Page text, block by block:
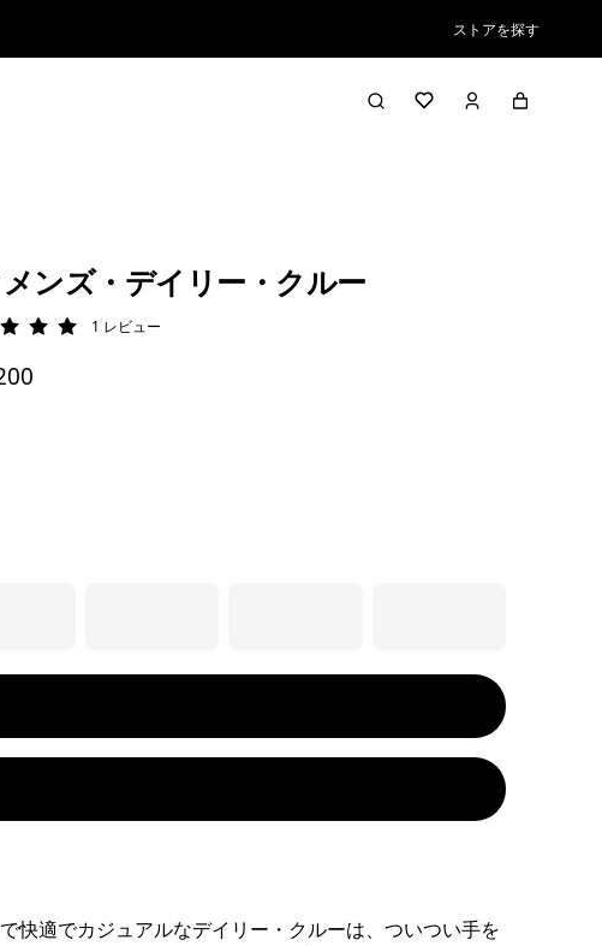
ストアを探す
ンズ・デイリー・クルー
評価: 5 / 5 1 レビュー
快適でカジュアルなデイリー・クルーは、ついつい手を